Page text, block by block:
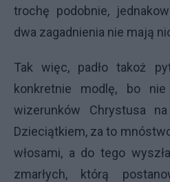
trochę podobnie,
dwa zagadnienia nie mają
Tak więc, padło takoż
konkretnie modlę, bo
wizerunków Chrystusa
Dzieciątkiem, za to
włosami, a do tego
zmarłych, którą